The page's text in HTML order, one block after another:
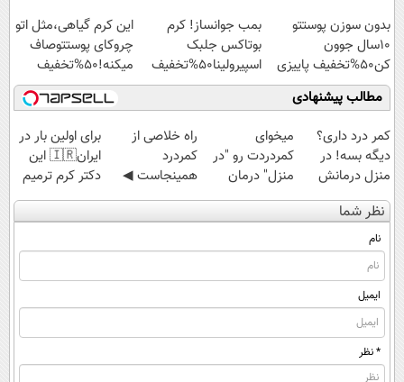
ویژه
بدون سوزن پوستتو
10سال جوون
کن50%تخفیف پاییزی
بمب جوانساز! کرم
بوتاکس جلبک
اسپیرولینا50%تخفیف
این کرم گیاهی،مثل اتو
چروکای پوستتوصاف
میکنه!50%تخفیف
مطالب پیشنهادی
کمر درد داری؟
دیگه بسه! در
منزل درمانش
کن
(◀پرسش‌نامه)
میخوای
کمردردت رو "در
منزل" درمان
کنی؟ (◂فیلم +
◂پرسش‌نامه)
‌راه خلاصی از
کمردرد
همینجاست ◀
فقط کافیه فرم
رو پر کنی!
برای اولین بار در
ایران🇮🇷 این
دکتر کرم ترمیم
کننده 23 روزه
ساخت!
نظر شما
نام
ایمیل
* نظر